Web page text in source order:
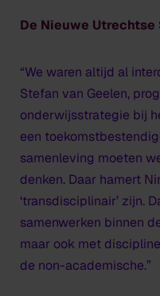
De Nieuwe Utrechtse
“We waren altijd al
Stefan van Geelen,
onderwijsstrategie bij
een
samenleving moeten
denken. Daar hamert
‘transdisciplinair’ zijn.
samenwerken binnen
maar ook met
de non-academische.”